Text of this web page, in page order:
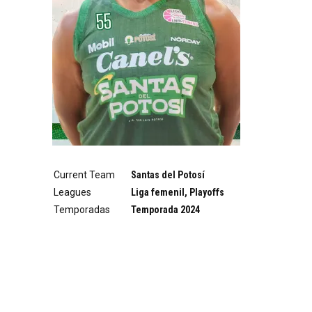
Current Team
Santas del Potosí
Leagues
Liga femenil, Playoffs
Temporadas
Temporada 2024